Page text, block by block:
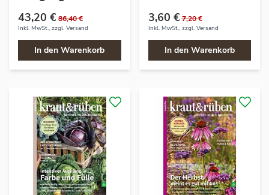
43,20 €86,40 €
Inkl. MwSt., zzgl. Versand
In den Warenkorb
3,60 €7,20 €
Inkl. MwSt., zzgl. Versand
In den Warenkorb